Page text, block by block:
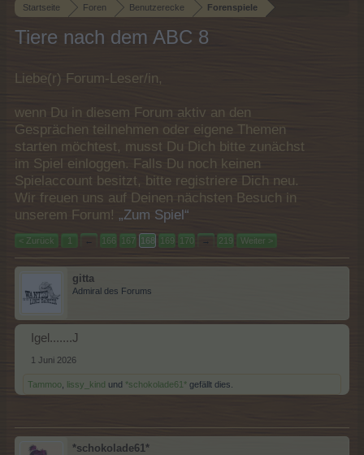
Startseite Foren Benutzerecke Forenspiele
Tiere nach dem ABC 8
Liebe(r) Forum-Leser/in,
wenn Du in diesem Forum aktiv an den
Gesprächen teilnehmen oder eigene Themen
starten möchtest, musst Du Dich bitte zunächst
im Spiel einloggen. Falls Du noch keinen
Spielaccount besitzt, bitte registriere Dich neu.
Wir freuen uns auf Deinen nächsten Besuch in
unserem Forum! „Zum Spiel“
< Zurück 1 ← 166 167 168 169 170 → 219 Weiter >
gitta
Admiral des Forums
Igel.......J
1 Juni 2026
Tammoo lissy_kind und *schokolade61* gefällt dies.
*schokolade61*